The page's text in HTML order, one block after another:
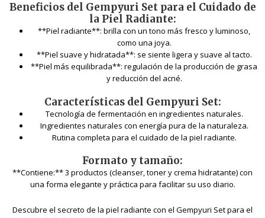
Beneficios del Gempyuri Set para el Cuidado de
la Piel Radiante:
**Piel radiante**: brilla con un tono más fresco y luminoso,
como una joya.
**Piel suave y hidratada**: se siente ligera y suave al tacto.
**Piel más equilibrada**: regulación de la producción de grasa
y reducción del acné.
Características del Gempyuri Set:
Tecnología de fermentación en ingredientes naturales.
Ingredientes naturales con energía pura de la naturaleza.
Rutina completa para el cuidado de la piel radiante.
Formato y tamaño:
**Contiene:** 3 productos (cleanser, toner y crema hidratante) con
una forma elegante y práctica para facilitar su uso diario.
Descubre el secreto de la piel radiante con el Gempyuri Set para el